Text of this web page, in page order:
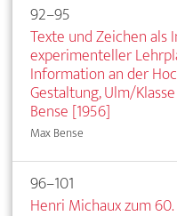
92–95
Texte und Zeichen als
experimenteller
Information an der
Gestaltung, Ulm/
Bense [1956]
Max Bense
96–101
Henri Michaux zum